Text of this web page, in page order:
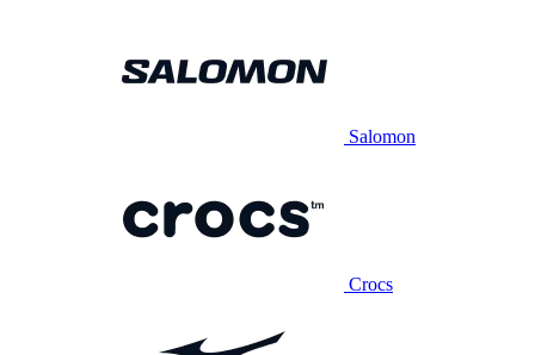
Salomon
Crocs